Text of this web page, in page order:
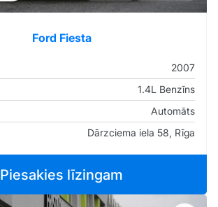
Ford Fiesta
2007
1.4L Benzīns
Automāts
Dārzciema iela 58, Rīga
Piesakies līzingam